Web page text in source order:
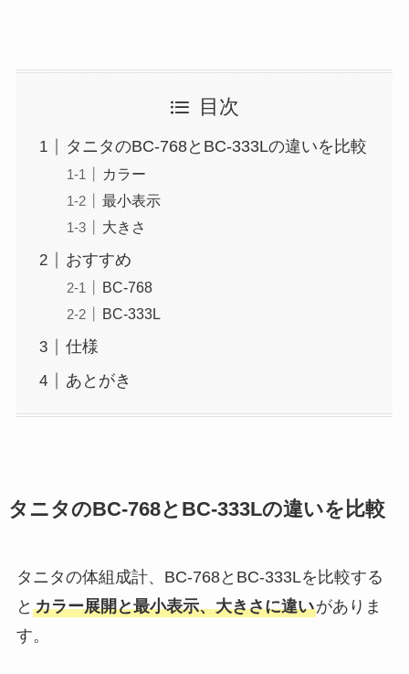
目次
タニタのBC-768とBC-333Lの違いを比較
カラー
最小表示
大きさ
おすすめ
BC-768
BC-333L
仕様
あとがき
タニタのBC-768とBC-333Lの違いを比較
タニタの体組成計、BC-768とBC-333Lを比較する
と カラー展開と最小表示、大きさに違いがありま
す。